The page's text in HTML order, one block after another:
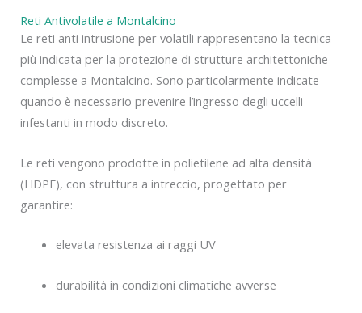
Reti Antivolatile a Montalcino
Le reti anti intrusione per volatili rappresentano la tecnica
più indicata per la protezione di strutture architettoniche
complesse a Montalcino. Sono particolarmente indicate
quando è necessario prevenire l’ingresso degli uccelli
infestanti in modo discreto.
Le reti vengono prodotte in polietilene ad alta densità
(HDPE), con struttura a intreccio, progettato per
garantire:
elevata resistenza ai raggi UV
durabilità in condizioni climatiche avverse